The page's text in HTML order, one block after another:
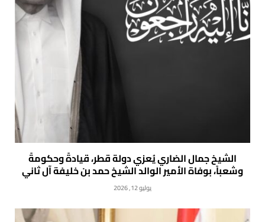
الشيخ جمال الضاري يُعزي دولة قطر، قيادةً وحكومةً
وشعباً، بوفاة الأمير الوالد الشيخ حمد بن خليفة آل ثاني
يوليو 12, 2026